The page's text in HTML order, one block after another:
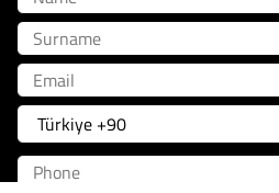
Surname
Email